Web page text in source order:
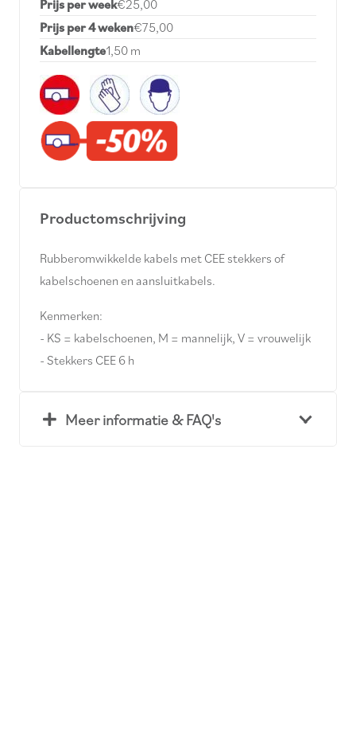
Prijs per week€25,00
Prijs per 4 weken€75,00
Kabellengte1,50 m
Productomschrijving
Rubberomwikkelde kabels met CEE stekkers of
kabelschoenen en aansluitkabels.
Kenmerken:
- KS = kabelschoenen, M = mannelijk, V = vrouwelijk
- Stekkers CEE 6 h
Meer informatie & FAQ's